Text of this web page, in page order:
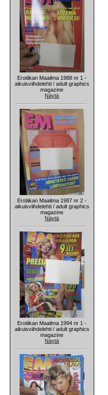
Erotiikan Maailma 1988 nr 1 -
aikuisviihdelehti / adult graphics
magazine
Näytä
Erotiikan Maailma 1987 nr 2 -
aikuisviihdelehti / adult graphics
magazine
Näytä
Erotiikan Maailma 1994 nr 1 -
aikuisviihdelehti / adult graphics
magazine
Näytä